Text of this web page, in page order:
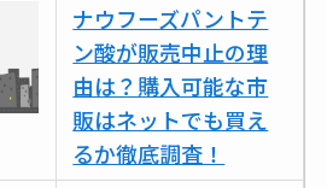
ナウフーズパントテ
ン酸が販売中止の理
由は？購入可能な市
販はネットでも買え
るか徹底調査！